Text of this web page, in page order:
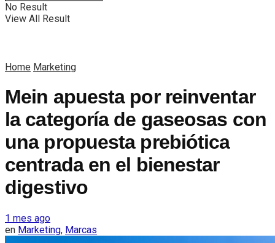
No Result
View All Result
Home Marketing
Mein apuesta por reinventar
la categoría de gaseosas con
una propuesta prebiótica
centrada en el bienestar
digestivo
1 mes ago
en Marketing, Marcas